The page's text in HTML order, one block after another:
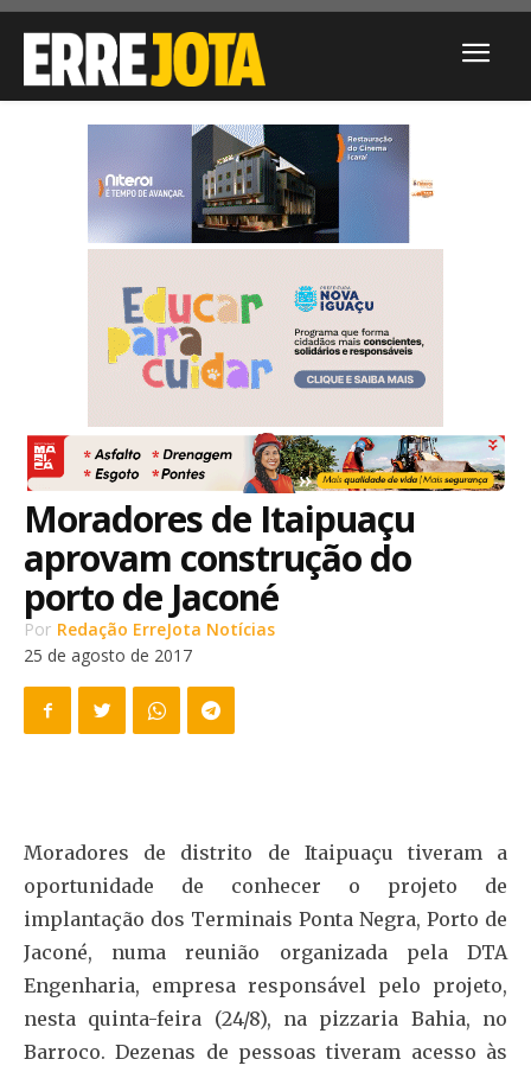
Moradores de Itaipuaçu
aprovam construção do
porto de Jaconé
Por Redação ErreJota Notícias
25 de agosto de 2017
Moradores de distrito de Itaipuaçu tiveram a
oportunidade de conhecer o projeto de
implantação dos Terminais Ponta Negra, Porto de
Jaconé, numa reunião organizada pela DTA
Engenharia, empresa responsável pelo projeto,
nesta quinta-feira (24/8), na pizzaria Bahia, no
Barroco. Dezenas de pessoas tiveram acesso às